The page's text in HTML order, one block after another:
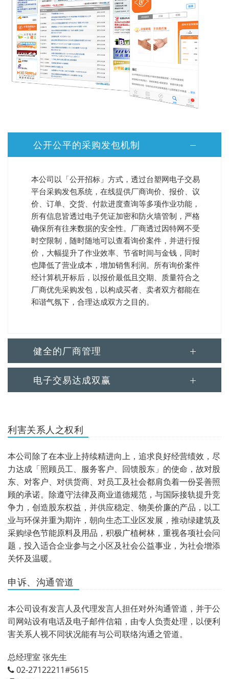
公开公平的采购发包机制
本公司以「公开招标」方式，透过台塑网电子交易
平台采购发包系统，在线提供厂商询价、报价、议
价、订单、交货、付款进度查询等多项作业功能，
所有信息皆透过电子凭证加密和防火墙管制，严格
确保所有往来数据的安全性。厂商透过因特网不受
时空限制，随时随地可以查看询价案件，并进行报
价，大幅提升了作业效率、节省时间与金钱，同时
也降低了营业成本，增加销售利润。所有询价案件
经计算机开标后，以报价最低且交期、质量符合之
厂商优先采购发包，以构成买者、卖者双方都能在
和谐气氛下，合理达成双方之目的。
健全的厂商管理
电子交易达成双赢
利害关系人之权利
本公司除了在本业上持续精进向上，追求良好经营绩效，尽
力达成「照顾员工、服务客户、回馈股东」的使命，故对股
东、对客户、对供货商、对员工及社会都肩负着一份妥善照
顾的承诺。除遵守法律及商业道德规范，与国际接轨提升竞
争力，创造股东权益，并供应稳定、物美价廉的产品，以工
业与环保并重为期许，朝向生态工业区发展，推动绿建筑及
采购绿色节能原料及用品，积极广植树林，重视各项社会问
题，投入适合企业参与之小区及社会公益事业，为社会增添
关怀及温暖。
申诉、沟通管道
本公司设有发言人及代理发言人担任对外沟通管道，并于公
司网站设有电话及电子邮件信箱，由专人负责处理，以便利
害关系人视不同状况能有与公司联络沟通之管道。
总经理室 张先生
02-27122211#5615